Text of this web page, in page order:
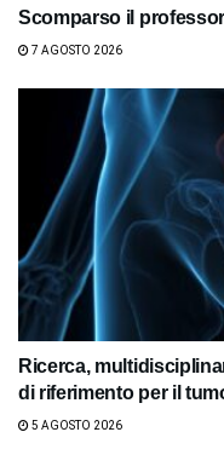
Scomparso il
7 AGOSTO 2026
Ricerca,
di riferimento per il
5 AGOSTO 2026